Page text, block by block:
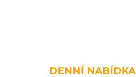
DENNÍ NABÍDKA